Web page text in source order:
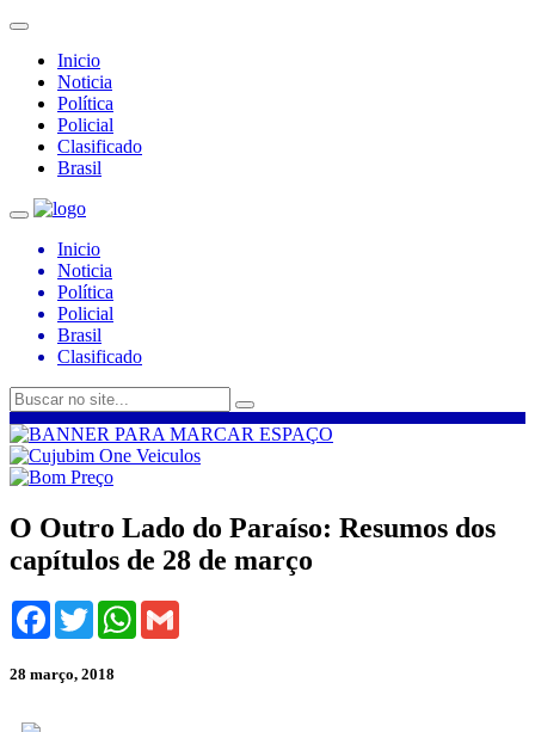
Inicio
Noticia
Política
Policial
Clasificado
Brasil
Inicio
Noticia
Política
Policial
Brasil
Clasificado
O Outro Lado do Paraíso: Resumos dos
capítulos de 28 de março
Facebook
TwitterWhatsApp
28 março, 2018